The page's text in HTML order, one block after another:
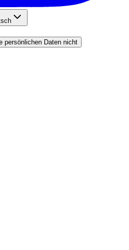
persönlichen Daten nicht